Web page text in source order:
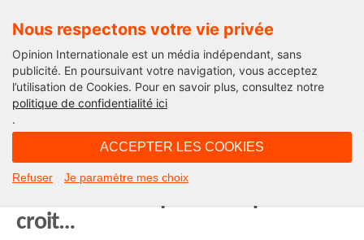
Nous respectons votre vie privée
Opinion Internationale est un média indépendant, sans
publicité. En poursuivant votre navigation, vous acceptez
l’utilisation de Cookies. Pour en savoir plus, consultez notre
politique de confidentialité ici
.
ACCEPTER LES COOKIES
Refuser Je paramètre mes choix
Afriques demain
Bénin : le plus Français des
croit…